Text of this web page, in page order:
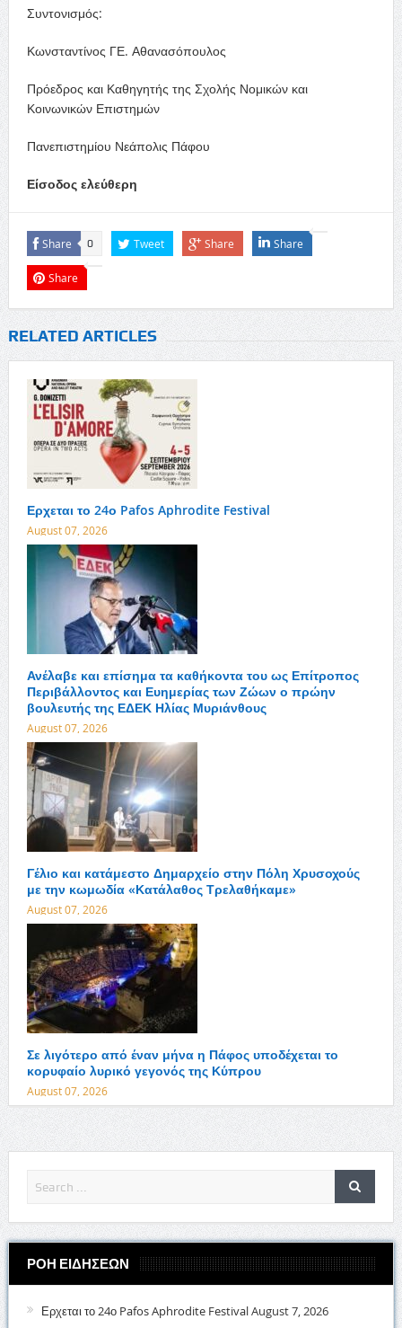
Συντονισμός:
Κωνσταντίνος ΓΕ. Αθανασόπουλος
Πρόεδρος και Καθηγητής της Σχολής Νομικών και
Κοινωνικών Επιστημών
Πανεπιστημίου Νεάπολις Πάφου
Είσοδος ελεύθερη
Share 0 Tweet Share Share
Share
RELATED ARTICLES
Ερχεται το 24ο Pafos Aphrodite Festival
August 07, 2026
Ανέλαβε και επίσημα τα καθήκοντα του ως Επίτροπος
Περιβάλλοντος και Ευημερίας των Ζώων ο πρώην
βουλευτής της ΕΔΕΚ Ηλίας Μυριάνθους
August 07, 2026
Γέλιο και κατάμεστο Δημαρχείο στην Πόλη Χρυσοχούς
με την κωμωδία «Κατάλαθος Τρελαθήκαμε»
August 07, 2026
Σε λιγότερο από έναν μήνα η Πάφος υποδέχεται το
κορυφαίο λυρικό γεγονός της Κύπρου
August 07, 2026
ΡΟΗ ΕΙΔΗΣΕΩΝ
Ερχεται το 24ο Pafos Aphrodite FestivalAugust 7, 2026